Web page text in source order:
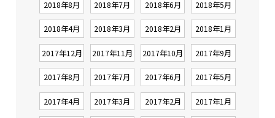
2018年8月 2018年7月 2018年6月 2018年5月
2018年4月 2018年3月 2018年2月 2018年1月
2017年12月 2017年11月 2017年10月 2017年9月
2017年8月 2017年7月 2017年6月 2017年5月
2017年4月 2017年3月 2017年2月 2017年1月